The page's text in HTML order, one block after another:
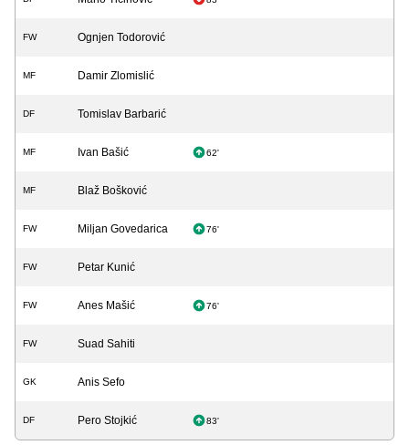
FW Ognjen Todorović
MF Damir Zlomislić
DF Tomislav Barbarić
MF Ivan Bašić 62'
MF Blaž Bošković
FW Miljan Govedarica 76'
FW Petar Kunić
FW Anes Mašić 76'
FW Suad Sahiti
GK Anis Sefo
DF Pero Stojkić 83'